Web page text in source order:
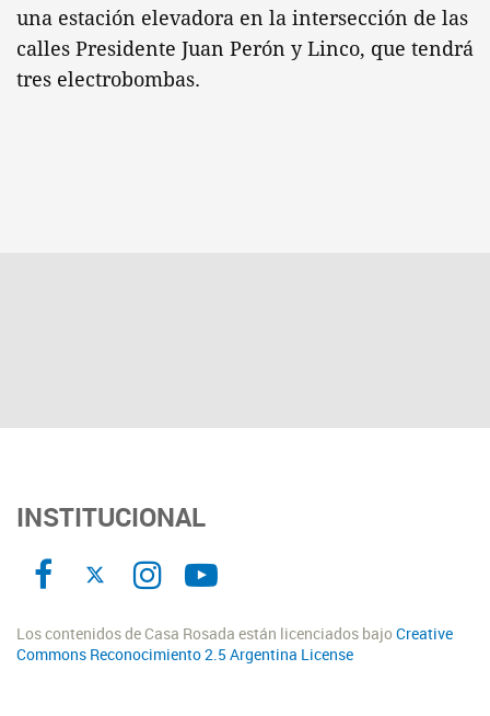
una estación elevadora en la intersección de las
calles Presidente Juan Perón y Linco, que tendrá
tres electrobombas.
INSTITUCIONAL
Los contenidos de Casa Rosada están licenciados bajoCreative
Commons Reconocimiento 2.5 Argentina License